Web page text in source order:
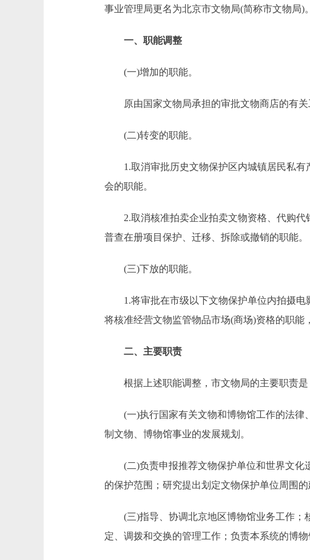
事业管理局更名为北京市文物局(简称市文物局)
一、职能调整
(一)增加的职能。
原由国家文物局承担的审批文物商店的有关
(二)转变的职能。
1.取消审批历史文物保护区内城镇居民私有
会的职能。
2.取消核准拍卖企业拍卖文物资格、代购代
普查在册项目保护、迁移、拆除或撤销的职能
(三)下放的职能。
1.将审批在市级以下文物保护单位内拍摄电
将核准经营文物监管物品市场(商场)资格的职能
二、主要职责
根据上述职能调整，市文物局的主要职责是
(一)执行国家有关文物和博物馆工作的法律
制文物、博物馆事业的发展规划。
(二)负责申报推荐文物保护单位和世界文化
的保护范围；研究提出划定文物保护单位周围
(三)指导、协调北京地区博物馆业务工作；
定、调拨和交换的管理工作；负责本系统的博物